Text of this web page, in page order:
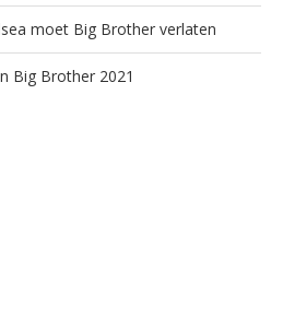
moet Big Brother verlaten
Big Brother 2021